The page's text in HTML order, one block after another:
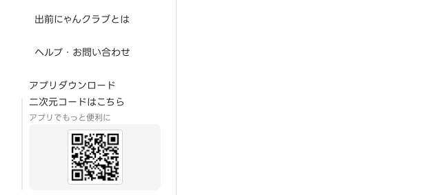
出前にゃんクラブとは
ヘルプ・お問い合わせ
アプリダウンロード
二次元コードはこちら
アプリでもっと便利に